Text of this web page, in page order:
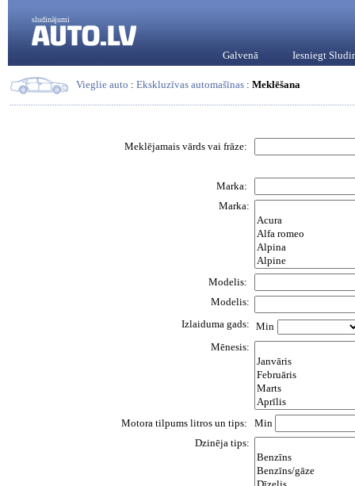
sludinājumi
Galvenā Iesniegt
Vieglie auto : Ekskluzīvas automašīnas : Meklēšana
Meklējamais vārds vai frāze:
Marka:
Marka:
Modelis:
Modelis:
Izlaiduma gads: Min
Mēnesis:
Motora tilpums litros un tips:
Min
Dzinēja tips: